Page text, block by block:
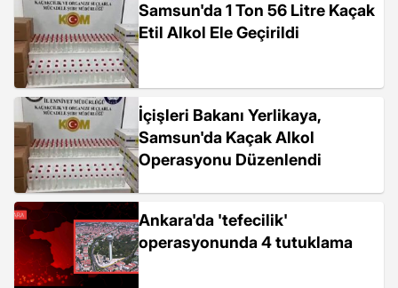
Samsun'da 1 Ton 56 Litre Kaçak
Etil Alkol Ele Geçirildi
İçişleri Bakanı Yerlikaya,
Samsun'da Kaçak Alkol
Operasyonu Düzenlendi
Ankara'da 'tefecilik'
operasyonunda 4 tutuklama